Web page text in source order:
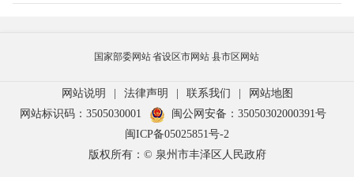
国家部委网站省设区市网站 县市区网站
网站说明 | 法律声明 | 联系我们 |
网站地图
网站标识码：3505030001
闽公网安备：35050302000391号
闽ICP备05025851号-2
版权所有：© 泉州市丰泽区人民政府